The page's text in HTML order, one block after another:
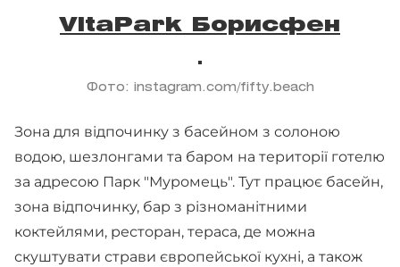
VitaPark Борисфен
Фото: instagram.com/fifty.beach
Зона для відпочинку з басейном з солоною
водою, шезлонгами та баром на території готелю
за адресою Парк "Муромець". Тут працює басейн,
зона відпочинку, бар з різноманітними
коктейлями, ресторан, тераса, де можна
скуштувати страви європейської кухні, а також